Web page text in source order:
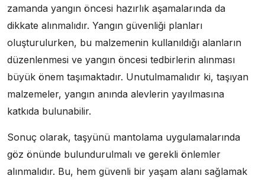
zamanda yangın öncesi hazırlık aşamalarında da
dikkate alınmalıdır. Yangın güvenliği planları
oluşturulurken, bu malzemenin kullanıldığı alanların
düzenlenmesi ve yangın öncesi tedbirlerin alınması
büyük önem taşımaktadır. Unutulmamalıdır ki, taşıyan
malzemeler, yangın anında alevlerin yayılmasına
katkıda bulunabilir.
Sonuç olarak, taşyünü mantolama uygulamalarında
göz önünde bulundurulmalı ve gerekli önlemler
alınmalıdır. Bu, hem güvenli bir yaşam alanı sağlamak